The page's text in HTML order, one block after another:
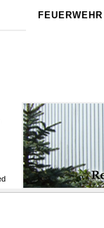
FEUERWEHR